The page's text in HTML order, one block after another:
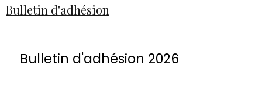
Bulletin d'adhésion
Bulletin d'adhésion 2026